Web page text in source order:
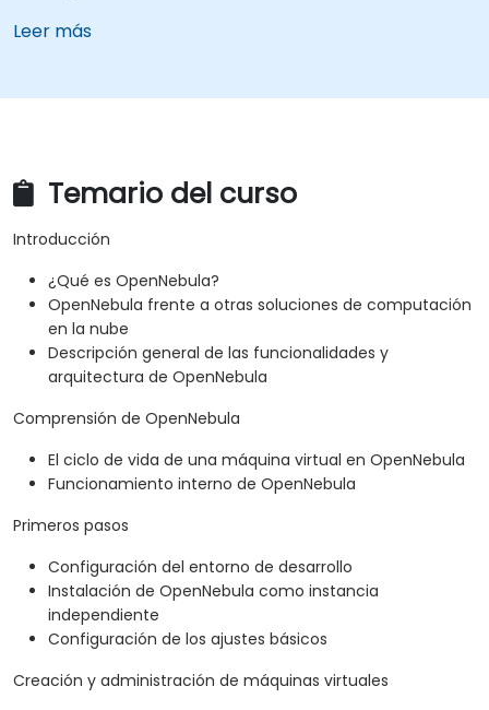
Leer más
Temario del curso
Introducción
¿Qué es OpenNebula?
OpenNebula frente a otras soluciones de computación
en la nube
Descripción general de las funcionalidades y
arquitectura de OpenNebula
Comprensión de OpenNebula
El ciclo de vida de una máquina virtual en OpenNebula
Funcionamiento interno de OpenNebula
Primeros pasos
Configuración del entorno de desarrollo
Instalación de OpenNebula como instancia
independiente
Configuración de los ajustes básicos
Creación y administración de máquinas virtuales